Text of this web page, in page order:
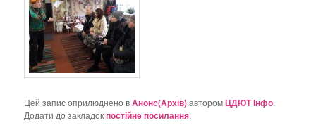
Цей запис оприлюднено вАнонс(Архів)авторомЦДЮТ Інфо.
Додати до закладокпостійне посилання.